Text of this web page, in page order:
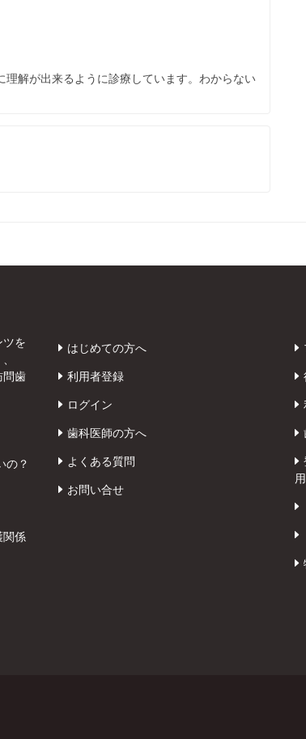
解が出来るように診療しています。わからない
を
問歯
の？
関係
はじめての方へ
利用者登録
ログイン
歯科医師の方へ
よくある質問
お問い合せ